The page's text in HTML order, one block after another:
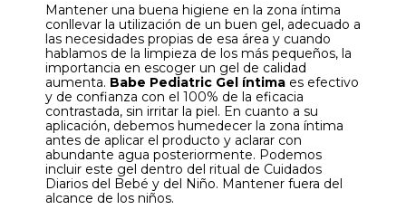
Mantener una buena higiene en la zona íntima
conllevar la utilización de un buen gel, adecuado a
las necesidades propias de esa área y cuando
hablamos de la limpieza de los más pequeños, la
importancia en escoger un gel de calidad
aumenta. Babe Pediatric Gel íntima es efectivo
y de confianza con el 100% de la eficacia
contrastada, sin irritar la piel. En cuanto a su
aplicación, debemos humedecer la zona íntima
antes de aplicar el producto y aclarar con
abundante agua posteriormente. Podemos
incluir este gel dentro del ritual de Cuidados
Diarios del Bebé y del Niño. Mantener fuera del
alcance de los niños.